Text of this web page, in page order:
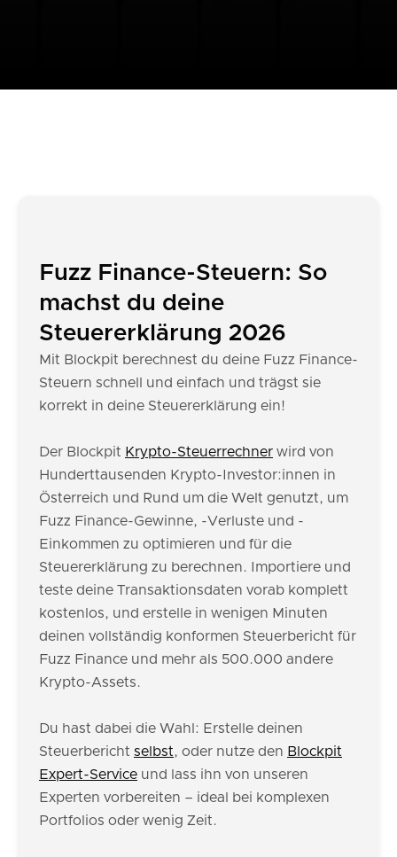
Fuzz Finance-Steuern: So
machst du deine
Steuererklärung 2026
Mit Blockpit berechnest du deine Fuzz Finance-
Steuern schnell und einfach und trägst sie
korrekt in deine Steuererklärung ein!
Der Blockpit Krypto-Steuerrechner wird von
Hunderttausenden Krypto-Investor:innen in
Österreich und Rund um die Welt genutzt, um
Fuzz Finance-Gewinne, -Verluste und -
Einkommen zu optimieren und für die
Steuererklärung zu berechnen. Importiere und
teste deine Transaktionsdaten vorab komplett
kostenlos, und erstelle in wenigen Minuten
deinen vollständig konformen Steuerbericht für
Fuzz Finance und mehr als 500.000 andere
Krypto-Assets.
Du hast dabei die Wahl: Erstelle deinen
Steuerbericht selbst, oder nutze den Blockpit
Expert-Service und lass ihn von unseren
Experten vorbereiten – ideal bei komplexen
Portfolios oder wenig Zeit.